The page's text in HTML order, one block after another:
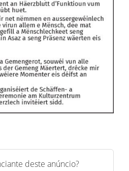
deste anúncio?